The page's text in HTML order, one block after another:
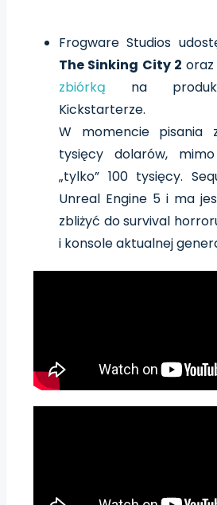
Frogware Studios
The Sinking City 2
zbiórką na
Kickstarterze.
W momencie pisania
tysięcy dolarów,
„tylko” 100 tysięcy.
Unreal Engine 5 i ma
zbliżyć do survival
i konsole aktualnej